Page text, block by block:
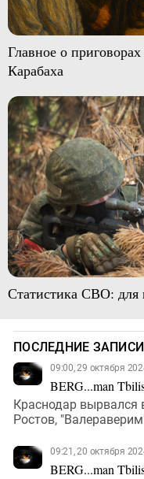
Главное о
Карабаха
Статистика СВО: для
ПОСЛЕДНИЕ
09:00, 29 октября
BERG...man
Краснодар вырвался
Ростов,
09:21, 20 октября
BERG...man